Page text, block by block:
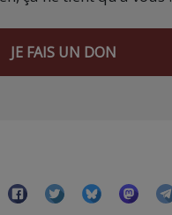
JE FAIS UN DON